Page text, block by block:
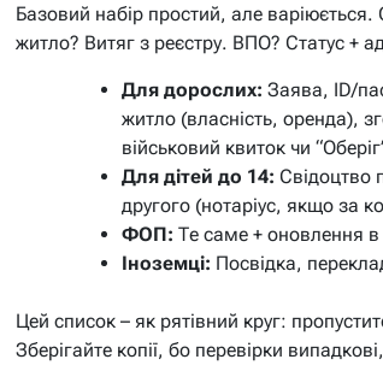
Базовий набір простий, але
житло? Витяг з реєстру. ВПО? Статус +
Для дорослих: Заява, ID/
житло (власність, оренда),
військовий квиток чи
Для дітей до 14: Свідоцтво
другого (нотаріус, якщо за
ФОП: Те саме + оновлення в
Іноземці: Посвідка,
Цей список – як рятівний круг:
Зберігайте копії, бо перевірки